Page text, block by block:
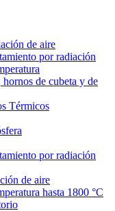
de aire
por radiación
de cubeta y de
Térmicos
por radiación
de aire
hasta 1800 °C